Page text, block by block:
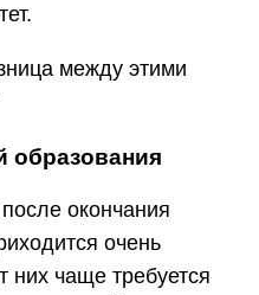
между этими
образования
окончания
очень
них чаще требуется